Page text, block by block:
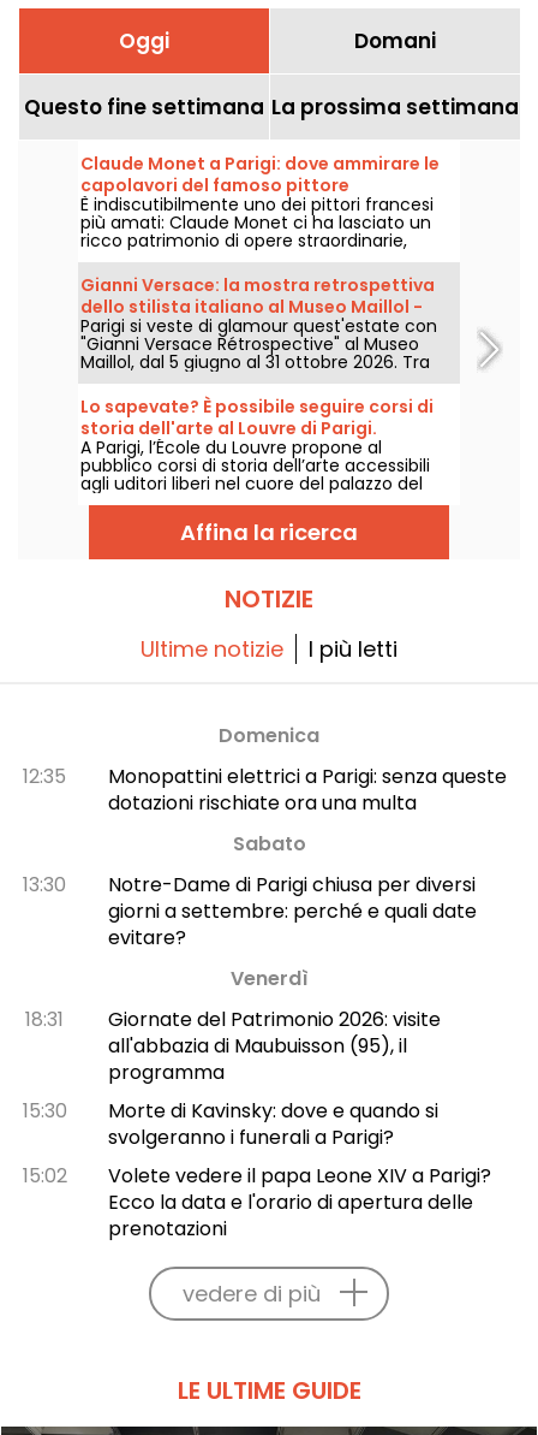
Oggi Domani
Questo fine settimana La prossima settimana
Claude Monet a Parigi: dove ammirare le
capolavori del famoso pittore
impressionista nella capitale?
È indiscutibilmente uno dei pittori francesi
più amati: Claude Monet ci ha lasciato un
ricco patrimonio di opere straordinarie,
molte delle quali sono esposte nei musei di
Parigi. Seguite la guida!
Gianni Versace: la mostra retrospettiva
dello stilista italiano al Museo Maillol -
proroghe
Parigi si veste di glamour quest'estate con
"Gianni Versace Rétrospective" al Museo
Maillol, dal 5 giugno al 31 ottobre 2026. Tra
barocco e overdose di stampe, la mostra di
moda retrò promette colori e stravaganza,
all'altezza della leggenda.
Lo sapevate? È possibile seguire corsi di
storia dell'arte al Louvre di Parigi.
A Parigi, l’École du Louvre propone al
pubblico corsi di storia dell’arte accessibili
agli uditori liberi nel cuore del palazzo del
Louvre, ogni anno, da settembre a giugno.
Anche conferenze gratuite sono proposte
periodicamente dal museo. Un modo per
diventare esperti di storia dell’arte!
Affina la ricerca
NOTIZIE
Ultime notizie I più letti
Domenica
12:35
Monopattini elettrici a Parigi: senza queste
dotazioni rischiate ora una multa
Sabato
13:30
Notre-Dame di Parigi chiusa per diversi
giorni a settembre: perché e quali date
evitare?
Venerdì
18:31
Giornate del Patrimonio 2026: visite
all'abbazia di Maubuisson (95), il
programma
15:30
Morte di Kavinsky: dove e quando si
svolgeranno i funerali a Parigi?
15:02
Volete vedere il papa Leone XIV a Parigi?
Ecco la data e l'orario di apertura delle
prenotazioni
vedere di più
LE ULTIME GUIDE